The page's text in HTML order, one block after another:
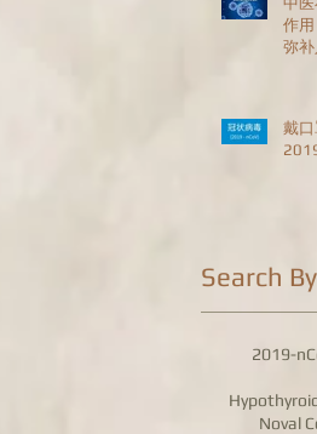
作
弥
戴
Search
2019-
Noval